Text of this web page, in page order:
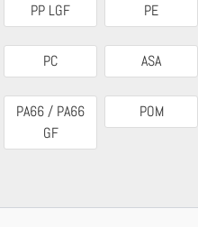
PP LGF PE
PC ASA
PA66 / PA66
GF
POM